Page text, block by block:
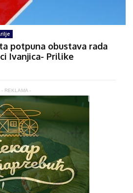
potpuna obustava rada
Ivanjica- Prilike
- REKLAMA -